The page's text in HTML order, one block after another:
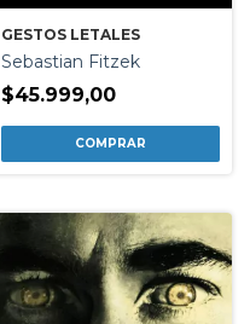
GESTOS LETALES
Sebastian Fitzek
$45.999,00